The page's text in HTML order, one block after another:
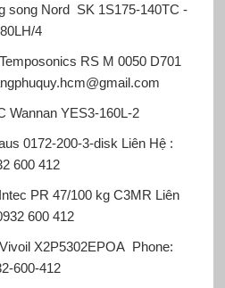
song Nord SK 1S175-140TC -
80LH/4
RS M 0050 D701
Wannan YES3-160L-2
0172-200-3-disk Liên Hệ :
600 412
PR 47/100 kg C3MR Liên
600 412
X2P5302ΕΡΟΑ Phone:
600-412